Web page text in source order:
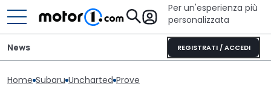
Per un'esperienza più
personalizzata
REGISTRATI / ACCEDI
News
Home Subaru Uncharted Prove